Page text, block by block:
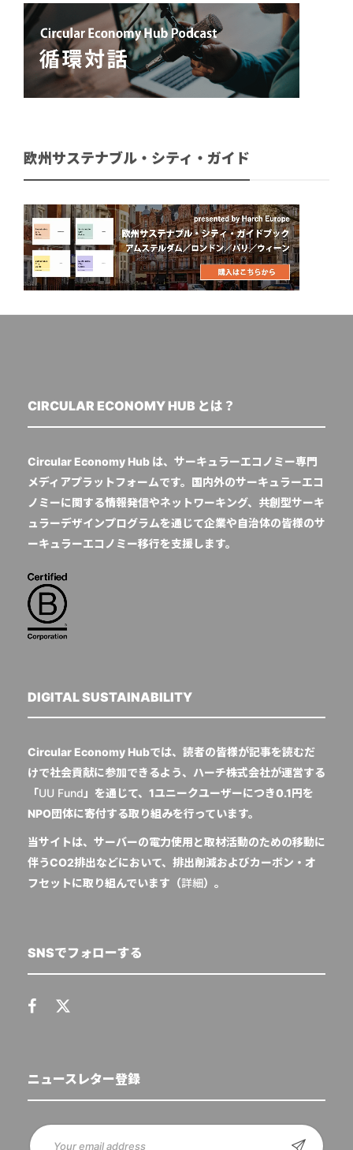
欧州サステナブル・シティ・ガイド
CIRCULAR ECONOMY HUB とは？
Circular Economy Hub は、サーキュラーエコノミー専門
メディアプラットフォームです。国内外のサーキュラーエコ
ノミーに関する情報発信やネットワーキング、共創型サーキ
ュラーデザインプログラムを通じて企業や自治体の皆様のサ
ーキュラーエコノミー移行を支援します。
DIGITAL SUSTAINABILITY
Circular Economy Hubでは、読者の皆様が記事を読むだ
けで社会貢献に参加できるよう、ハーチ株式会社が運営する
「UU Fund 」を通じて、1ユニークユーザーにつき0.1円を
NPO団体に寄付する取り組みを行っています。
当サイトは、サーバーの電力使用と取材活動のための移動に
伴うCO2排出などにおいて、排出削減およびカーボン・オ
フセットに取り組んでいます（詳細）。
SNSでフォローする
ニュースレター登録